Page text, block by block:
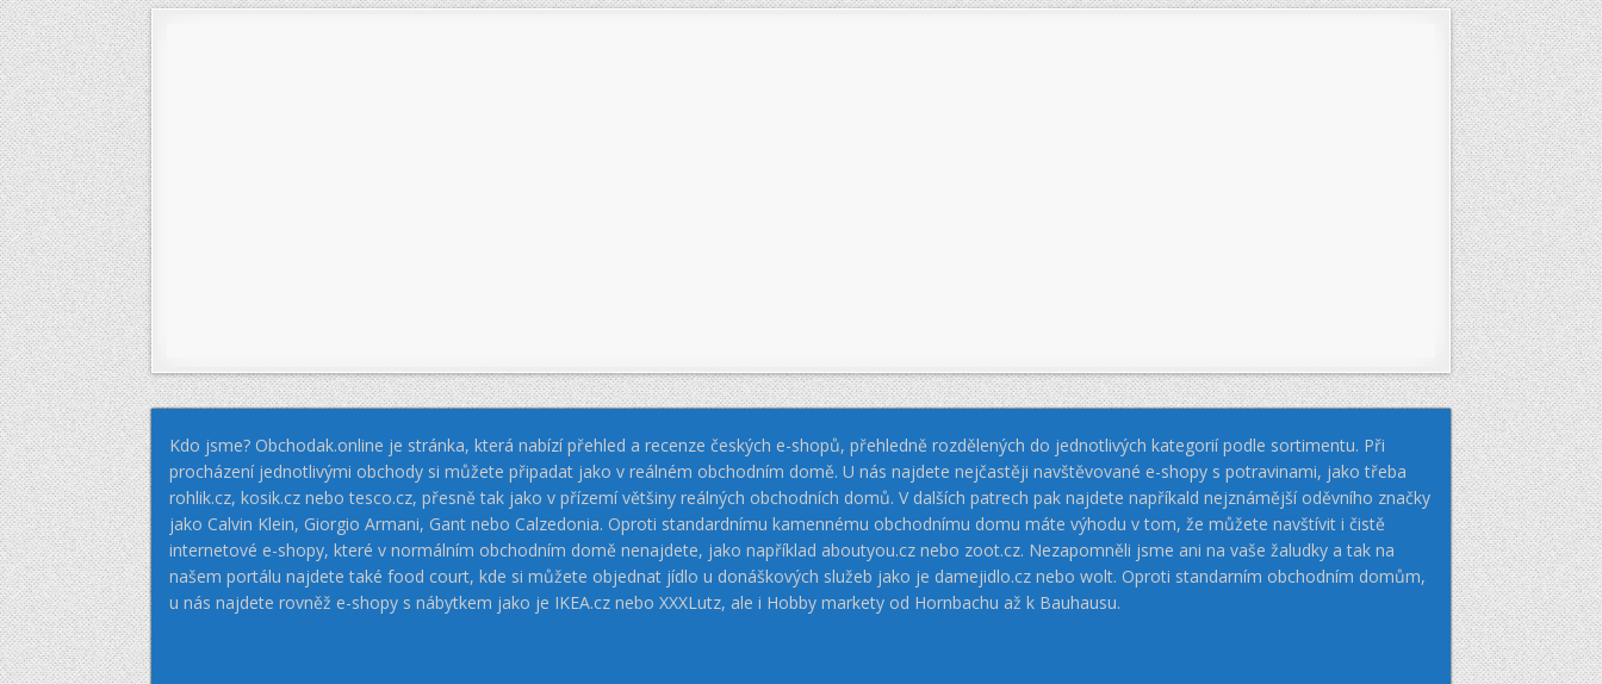
Kdo jsme? Obchodak.online je stránka, která nabízí přehled a recenze českých e-shopů, přehledně rozdělených do jednotlivých kategorií podle sortimentu. Při
procházení jednotlivými obchody si můžete připadat jako v reálném obchodním domě. U nás najdete nejčastěji navštěvované e-shopy s potravinami, jako třeba
rohlik.cz, kosik.cz nebo tesco.cz, přesně tak jako v přízemí většiny reálných obchodních domů. V dalších patrech pak najdete napříkald nejznámější oděvního značky
jako Calvin Klein, Giorgio Armani, Gant nebo Calzedonia. Oproti standardnímu kamennému obchodnímu domu máte výhodu v tom, že můžete navštívit i čistě
internetové e-shopy, které v normálním obchodním domě nenajdete, jako například aboutyou.cz nebo zoot.cz. Nezapomněli jsme ani na vaše žaludky a tak na
našem portálu najdete také food court, kde si můžete objednat jídlo u donáškových služeb jako je damejidlo.cz nebo wolt. Oproti standarním obchodním domům,
u nás najdete rovněž e-shopy s nábytkem jako je IKEA.cz nebo XXXLutz, ale i Hobby markety od Hornbachu až k Bauhausu.